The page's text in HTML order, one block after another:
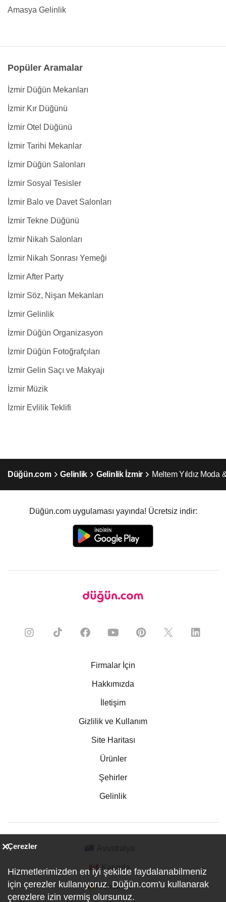
Amasya Gelinlik
Popüler Aramalar
İzmir Düğün Mekanları
İzmir Kır Düğünü
İzmir Otel Düğünü
İzmir Tarihi Mekanlar
İzmir Düğün Salonları
İzmir Sosyal Tesisler
İzmir Balo ve Davet Salonları
İzmir Tekne Düğünü
İzmir Nikah Salonları
İzmir Nikah Sonrası Yemeği
İzmir After Party
İzmir Söz, Nişan Mekanları
İzmir Gelinlik
İzmir Düğün Organizasyon
İzmir Düğün Fotoğrafçıları
İzmir Gelin Saçı ve Makyajı
İzmir Müzik
İzmir Evlilik Teklifi
Düğün.com Gelinlik Gelinlik İzmir Meltem Yıldız Moda
Düğün.com uygulaması yayında! Ücretsiz indir:
Firmalar İçin
Hakkımızda
İletişim
Gizlilik ve Kullanım
Site Haritası
Ürünler
Şehirler
Gelinlik
Kanada
Almanya
Çerezler
Hizmetlerimizden en iyi şekilde faydalanabilmeniz
için çerezler kullanıyoruz. Düğün.com'u kullanarak
çerezlere izin vermiş olursunuz.